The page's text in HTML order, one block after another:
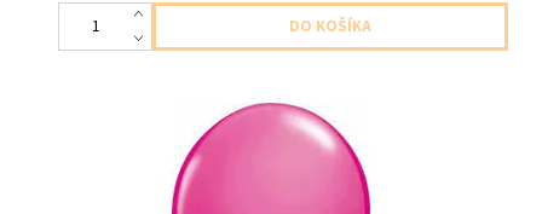
latexovy balon divoka malina 1ks v baleni veľkost 40cm
dodavame nenafukane